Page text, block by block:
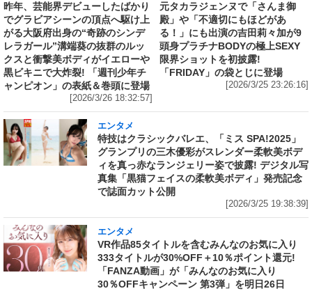
昨年、芸能界デビューしたばかり
でグラビアシーンの頂点へ駆け上
がる大阪府出身の“奇跡のシンデ
レラガール”溝端葵の抜群のルッ
クスと衝撃美ボディがイエローや
黒ビキニで大炸裂! 「週刊少年チ
ャンピオン」の表紙＆巻頭に登場
[2026/3/26 18:32:57]
元タカラジェンヌで「さんま御
殿」や「不適切にもほどがあ
る！」にも出演の吉田莉々加が9
頭身プラチナBODYの極上SEXY
限界ショットを初披露!
「FRIDAY」の袋とじに登場
[2026/3/25 23:26:16]
エンタメ
特技はクラシックバレエ、「ミス SPA!2025」
グランプリの三木優彩がスレンダー柔軟美ボデ
ィを真っ赤なランジェリー姿で披露! デジタル写
真集「黒猫フェイスの柔軟美ボディ」発売記念
で誌面カット公開
[2026/3/25 19:38:39]
エンタメ
VR作品85タイトルを含むみんなのお気に入り
333タイトルが30%OFF＋10％ポイント還元!
「FANZA動画」が「みんなのお気に入り
30％OFFキャンペーン 第3弾」を明日26日